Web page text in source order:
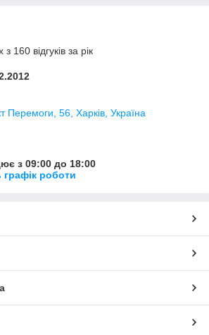
160 відгуків за рік
Перемоги, 56, Харків, Україна
з 09:00 до 18:00
графік роботи